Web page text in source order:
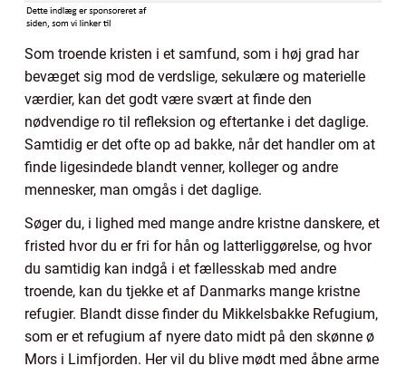
Som troende kristen i et samfund, som i høj grad har
bevæget sig mod de verdslige, sekulære og materielle
værdier, kan det godt være svært at finde den
nødvendige ro til refleksion og eftertanke i det daglige.
Samtidig er det ofte op ad bakke, når det handler om at
finde ligesindede blandt venner, kolleger og andre
mennesker, man omgås i det daglige.
Søger du, i lighed med mange andre kristne danskere, et
fristed hvor du er fri for hån og latterliggørelse, og hvor
du samtidig kan indgå i et fællesskab med andre
troende, kan du tjekke et af Danmarks mange kristne
refugier. Blandt disse finder du Mikkelsbakke Refugium,
som er et refugium af nyere dato midt på den skønne ø
Mors i Limfjorden. Her vil du blive mødt med åbne arme